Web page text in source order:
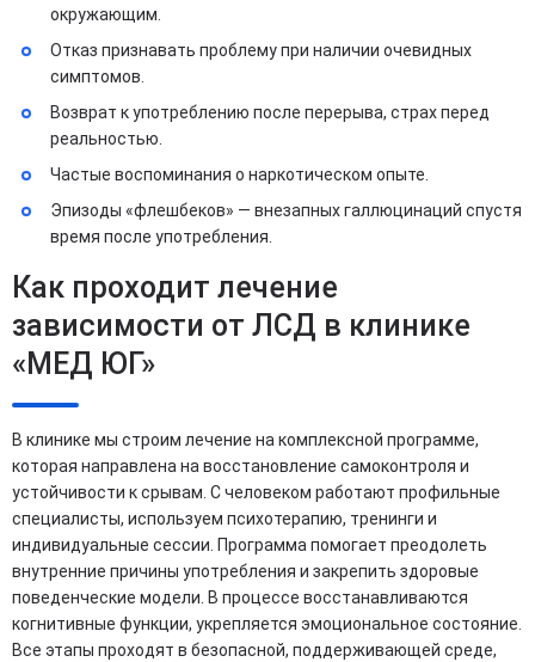
окружающим.
Отказ признавать проблему при наличии очевидных
симптомов.
Возврат к употреблению после перерыва, страх перед
реальностью.
Частые воспоминания о наркотическом опыте.
Эпизоды «флешбеков» — внезапных галлюцинаций спустя
время после употребления.
Как проходит лечение
зависимости от ЛСД в клинике
«МЕД ЮГ»
В клинике мы строим лечение на комплексной программе,
которая направлена на восстановление самоконтроля и
устойчивости к срывам. С человеком работают профильные
специалисты, используем психотерапию, тренинги и
индивидуальные сессии. Программа помогает преодолеть
внутренние причины употребления и закрепить здоровые
поведенческие модели. В процессе восстанавливаются
когнитивные функции, укрепляется эмоциональное состояние.
Все этапы проходят в безопасной, поддерживающей среде,